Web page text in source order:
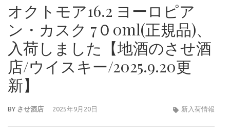
オクトモア16.2 ヨーロピア
ン・カスク 7０0ml(正規品)、
入荷しました【地酒のさせ酒
店/ウイスキー/2025.9.20更
新】
BY させ酒店 2025年9月20日 新入荷情報